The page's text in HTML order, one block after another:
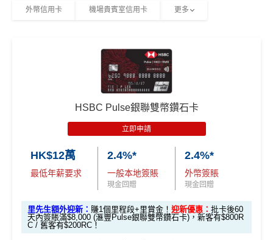
外幣信用卡 機場貴賓室信用卡 更多
HSBC Pulse銀聯雙幣鑽石卡
立即申請
HK$12萬
最低年薪要求
2.4%*
一般本地簽賬
現金回贈
2.4%*
外幣簽賬
現金回贈
里先生額外迎新： 賺1個里程段+里賞金！ 迎新優惠： 批卡後60
天內簽賬滿$8,000 (滙豐Pulse銀聯雙幣鑽石卡)，新客有$800R
C / 舊客有$200RC！